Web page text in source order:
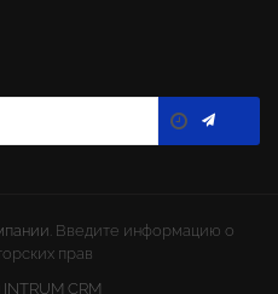
. Введите информацию о
прав
INTRUM CRM